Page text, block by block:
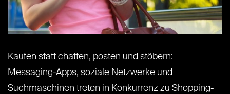
Kaufen statt chatten, posten und stöbern:
Messaging-Apps, soziale Netzwerke und
Suchmaschinen treten in Konkurrenz zu Shopping-